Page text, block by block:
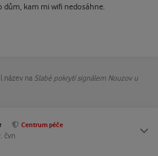
kam mi wifi nedosáhne.
název na Slabé pokrytí signálem Nouzov u
Centrum péče
čvn